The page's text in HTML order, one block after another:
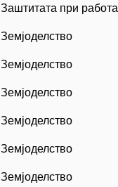
Заштитата при работа
Земјоделство
Земјоделство
Земјоделство
Земјоделство
Земјоделство
Земјоделство